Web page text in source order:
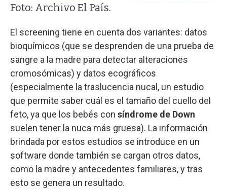
Foto: Archivo El País.
El screening tiene en cuenta dos variantes: datos
bioquímicos (que se desprenden de una prueba de
sangre a la madre para detectar alteraciones
cromosómicas) y datos ecográficos
(especialmente la traslucencia nucal, un estudio
que permite saber cuál es el tamaño del cuello del
feto, ya que los bebés con síndrome de Down
suelen tener la nuca más gruesa). La información
brindada por estos estudios se introduce en un
software donde también se cargan otros datos,
como la madre y antecedentes familiares, y tras
esto se genera un resultado.